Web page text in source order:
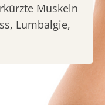
Muskeln
Lumbalgie,